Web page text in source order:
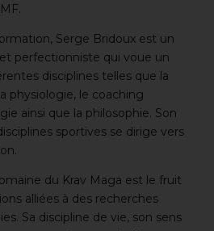
Serge Bridoux est un
perfectionniste qui voue un
disciplines telles que la
physiologie, le coaching
ainsi que la philosophie. Son
sportives se dirige vers
du Krav Maga est le fruit
alliées à des recherches
Sa discipline de vie, son sens